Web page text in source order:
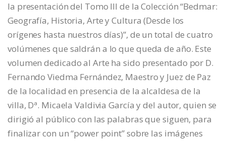
la presentación del Tomo III de la Colección “Bedmar:
Geografía, Historia, Arte y Cultura (Desde los
orígenes hasta nuestros días)”, de un total de cuatro
volúmenes que saldrán a lo que queda de año. Este
volumen dedicado al Arte ha sido presentado por D.
Fernando Viedma Fernández, Maestro y Juez de Paz
de la localidad en presencia de la alcaldesa de la
villa, Dª. Micaela Valdivia García y del autor, quien se
dirigió al público con las palabras que siguen, para
finalizar con un “power point” sobre las imágenes